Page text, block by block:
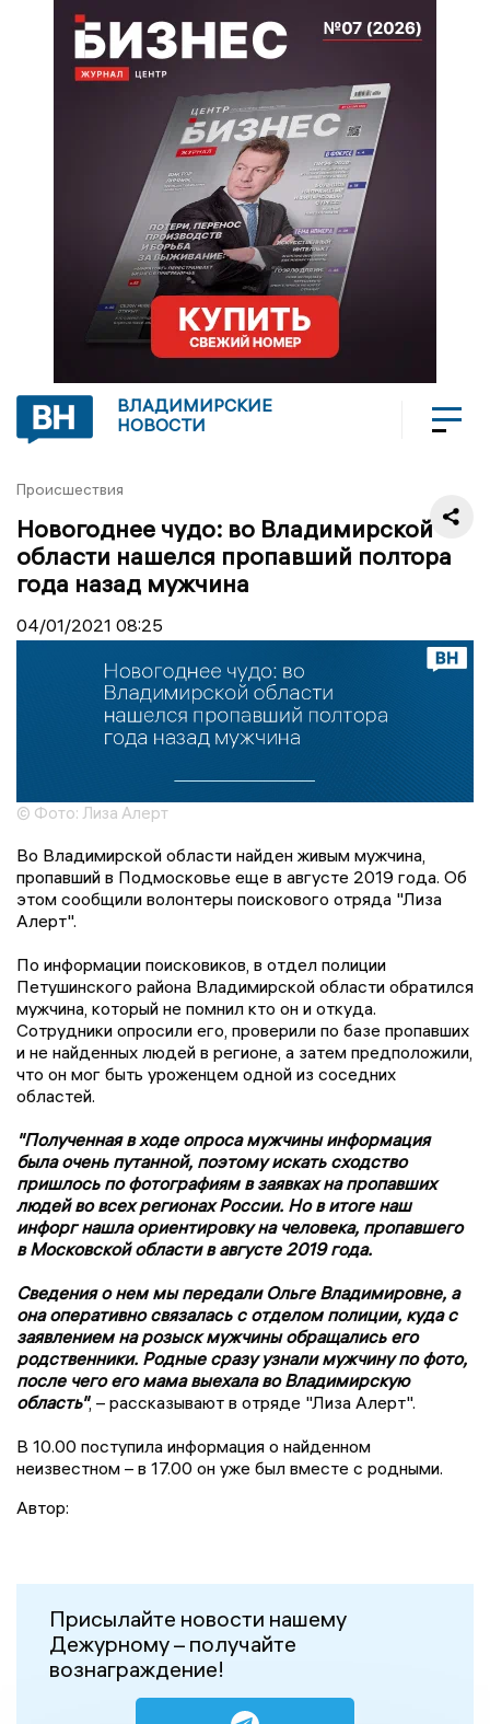
ВЛАДИМИРСКИЕ
НОВОСТИ
Происшествия
Новогоднее чудо: во Владимирской
области нашелся пропавший полтора
года назад мужчина
04/01/2021 08:25
© Фото: Лиза Алерт
Во Владимирской области найден живым мужчина,
пропавший в Подмосковье еще в августе 2019 года. Об
этом сообщили волонтеры поискового отряда "Лиза
Алерт".
По информации поисковиков, в отдел полиции
Петушинского района Владимирской области обратился
мужчина, который не помнил кто он и откуда.
Сотрудники опросили его, проверили по базе пропавших
и не найденных людей в регионе, а затем предположили,
что он мог быть уроженцем одной из соседних
областей.
"Полученная в ходе опроса мужчины информация
была очень путанной, поэтому искать сходство
пришлось по фотографиям в заявках на пропавших
людей во всех регионах России. Но в итоге наш
инфорг нашла ориентировку на человека, пропавшего
в Московской области в августе 2019 года.
Сведения о нем мы передали Ольге Владимировне, а
она оперативно связалась с отделом полиции, куда с
заявлением на розыск мужчины обращались его
родственники. Родные сразу узнали мужчину по фото,
после чего его мама выехала во Владимирскую
область", – рассказывают в отряде "Лиза Алерт".
В 10.00 поступила информация о найденном
неизвестном – в 17.00 он уже был вместе с родными.
Автор:
Присылайте новости нашему
Дежурному – получайте
вознаграждение!